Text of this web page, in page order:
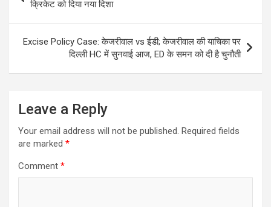
क्रिकेट को दिया नया दिशा
Excise Policy Case: केजरीवाल vs ईडी; केजरीवाल की याचिका पर
दिल्ली HC में सुनवाई आज, ED के समन को दी है चुनौती
Leave a Reply
Your email address will not be published. Required fields
are marked *
Comment *